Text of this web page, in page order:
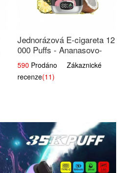
Jednorázová E-cigareta 12
000 Puffs - Ananasovo-
Kokosová Zmrzlina
590 Prodáno Zákaznické
recenze(11)